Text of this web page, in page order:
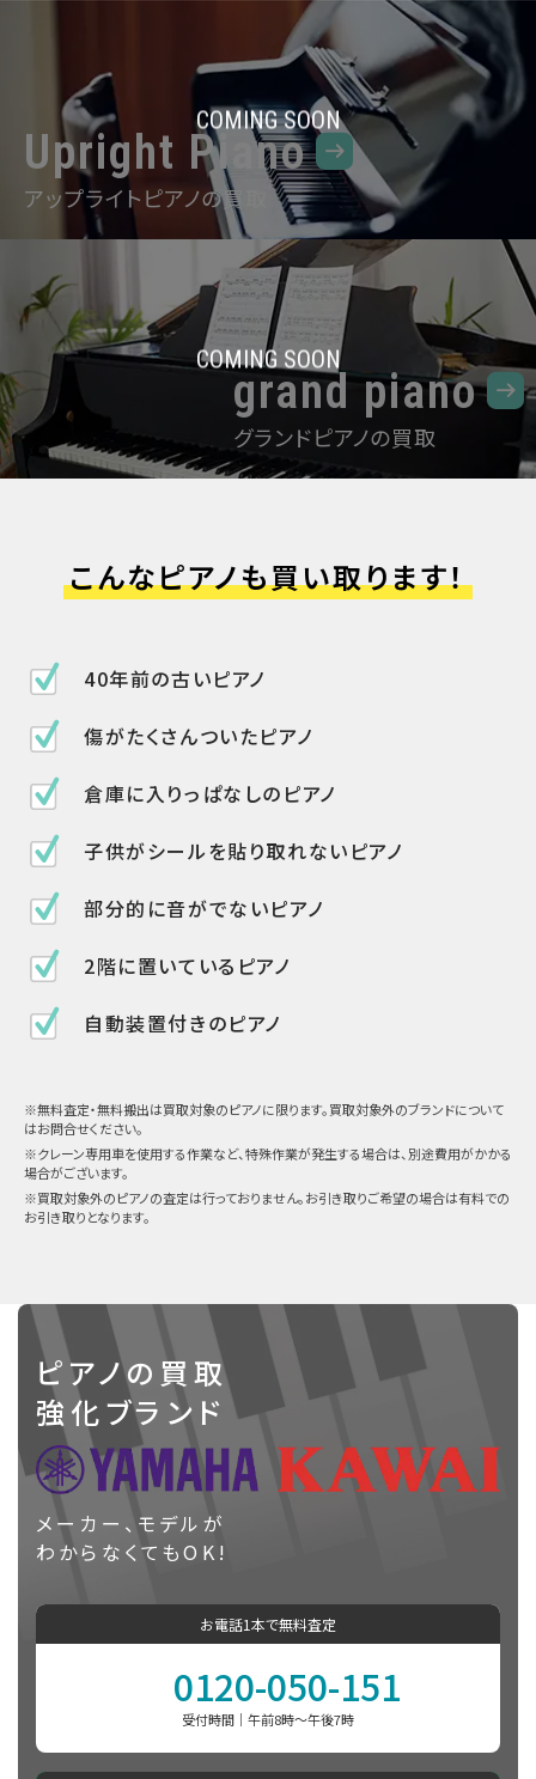
Upright Piano
アップライトピアノの買取
grand piano
グランドピアノの買取
こんなピアノも買い取ります！
40年前の古いピアノ
傷がたくさんついたピアノ
倉庫に入りっぱなしのピアノ
子供がシールを貼り取れないピアノ
部分的に音がでないピアノ
2階に置いているピアノ
自動装置付きのピアノ
※無料査定・無料搬出は買取対象のピアノに限ります。買取対象外のブランドについて
はお問合せください。
※クレーン専用車を使用する作業など、特殊作業が発生する場合は、別途費用がかかる
場合がございます。
※買取対象外のピアノの査定は行っておりません。お引き取りご希望の場合は有料での
お引き取りとなります。
ピアノの買取
強化ブランド
メーカー、モデルが
わからなくてもOK!
お電話1本で無料査定
0120-050-151
受付時間｜午前8時〜午後7時